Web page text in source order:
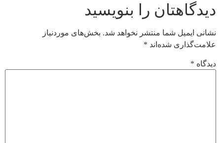
دیدگاهتان را بنویسید
نشانی ایمیل شما منتشر نخواهد شد. بخش‌های موردنیاز
علامت‌گذاری شده‌اند *
دیدگاه *